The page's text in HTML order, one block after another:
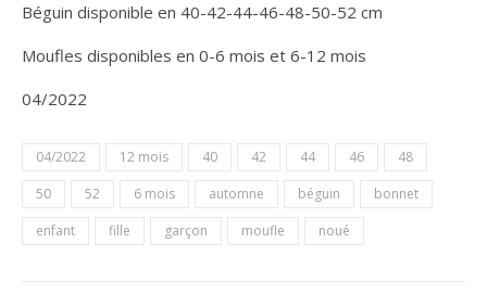
Béguin disponible en 40-42-44-46-48-50-52 cm
Moufles disponibles en 0-6 mois et 6-12 mois
04/2022
04/2022 12 mois 40 42 44 46
48
50
52 6 mois automne béguin
bonnet
enfant
fille garçon moufle noué